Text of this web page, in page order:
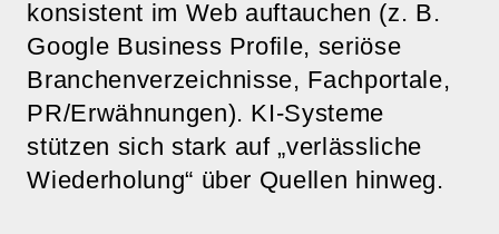
konsistent im Web auftauchen (z. B.
Google Business Profile, seriöse
Branchenverzeichnisse, Fachportale,
PR/Erwähnungen). KI-Systeme
stützen sich stark auf „verlässliche
Wiederholung“ über Quellen hinweg.